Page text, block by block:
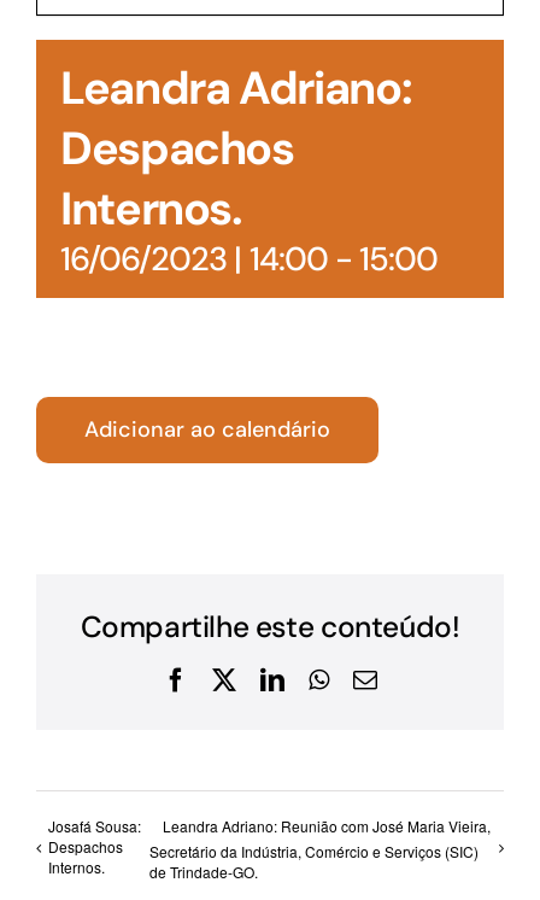
Acesso à Informação
Leandra Adriano:
Despachos
Internos.
16/06/2023 | 14:00- 15:00
Adicionar ao calendário
Compartilhe este conteúdo!
Facebook
X LinkedInWhatsApp
E-
Josafá Sousa:
Despachos
Internos.
Leandra Adriano: Reunião com José Maria Vieira,
Secretário da Indústria, Comércio e Serviços (SIC)
de Trindade-GO.